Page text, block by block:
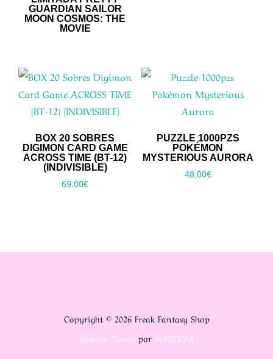
GUARDIAN SAILOR
MOON COSMOS: THE
MOVIE
BOX 20 SOBRES
DIGIMON CARD GAME
ACROSS TIME (BT-12)
(INDIVISIBLE)
69,00€
PUZZLE 1000PZS
POKÉMON
MYSTERIOUS AURORA
48,00€
Copyright © 2026 Freak Fantasy Shop
Inspiro Themepor WPZOOM